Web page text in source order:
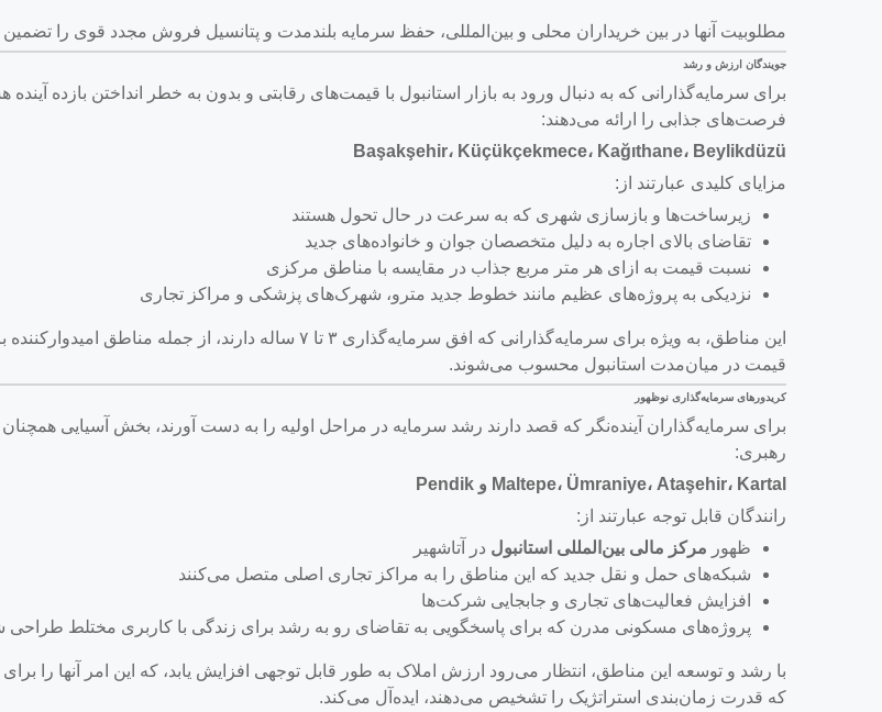
مطلوبیت آنها در بین خریداران محلی و بین‌المللی، حفظ سرمایه بلندمدت و پتانسیل فروش مجدد قوی را
جویندگان ارزش و رشد
برای سرمایه‌گذارانی که به دنبال ورود به بازار استانبول با قیمت‌های رقابتی و بدون به خطر انداختن بازده آینده
فرصت‌های جذابی را ارائه می‌دهند:
Başakşehir، Küçükçekmece، Kağıthane، Beylikdüzü
مزایای کلیدی عبارتند از:
زیرساخت‌ها و بازسازی شهری که به سرعت در حال تحول هستند
تقاضای بالای اجاره به دلیل متخصصان جوان و خانواده‌های جدید
نسبت قیمت به ازای هر متر مربع جذاب در مقایسه با مناطق مرکزی
نزدیکی به پروژه‌های عظیم مانند خطوط جدید مترو، شهرک‌های پزشکی و مراکز تجاری
این مناطق، به ویژه برای سرمایه‌گذارانی که افق سرمایه‌گذاری ۳ تا ۷ ساله دارند، از جمله
قیمت در میان‌مدت استانبول محسوب می‌شوند.
کریدورهای سرمایه‌گذاری نوظهور
برای سرمایه‌گذاران آینده‌نگر که قصد دارند رشد سرمایه در مراحل اولیه را به دست آورند، بخش آسیایی
رهبری:
Maltepe، Ümraniye، Ataşehir، Kartal و Pendik
رانندگان قابل توجه عبارتند از:
ظهور مرکز مالی بین‌المللی استانبول در آتاشهیر
شبکه‌های حمل و نقل جدید که این مناطق را به مراکز تجاری اصلی متصل می‌کنند
افزایش فعالیت‌های تجاری و جابجایی شرکت‌ها
پروژه‌های مسکونی مدرن که برای پاسخگویی به تقاضای رو به رشد برای زندگی با کاربری مختلط طراحی
با رشد و توسعه این مناطق، انتظار می‌رود ارزش املاک به طور قابل توجهی افزایش یابد، که این امر آنها را
که قدرت زمان‌بندی استراتژیک را تشخیص می‌دهند، ایده‌آل می‌کند.